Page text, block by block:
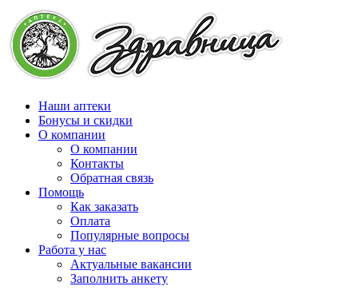
Наши аптеки
Бонусы и скидки
О компании
О компании
Контакты
Обратная связь
Помощь
Как заказать
Оплата
Популярные вопросы
Работа у нас
Актуальные вакансии
Заполнить анкету